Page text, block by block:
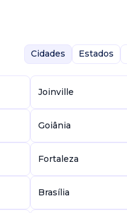
Cidades Estados
Joinville
Goiânia
Fortaleza
Brasília